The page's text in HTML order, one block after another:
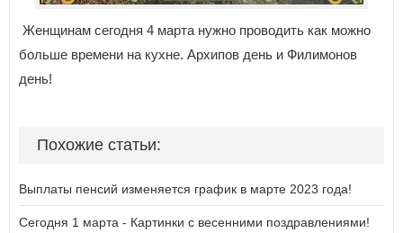
Женщинам сегодня 4 марта нужно проводить как можно
больше времени на кухне. Архипов день и Филимонов
день!
Похожие статьи:
Выплаты пенсий изменяется график в марте 2023 года!
Сегодня 1 марта - Картинки с весенними поздравлениями!